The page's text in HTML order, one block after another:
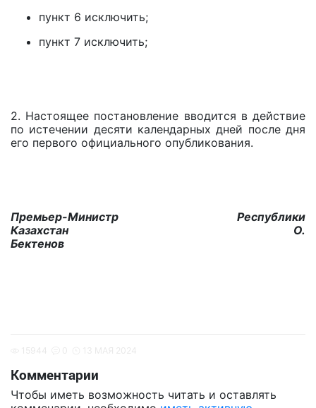
пункт 6 исключить;
пункт 7 исключить;
2. Настоящее постановление вводится в действие
по истечении десяти календарных дней после дня
его первого официального опубликования.
Премьер-Министр Республики
Казахстан О.
Бектенов
Комментарии
Чтобы иметь возможность читать и оставлять